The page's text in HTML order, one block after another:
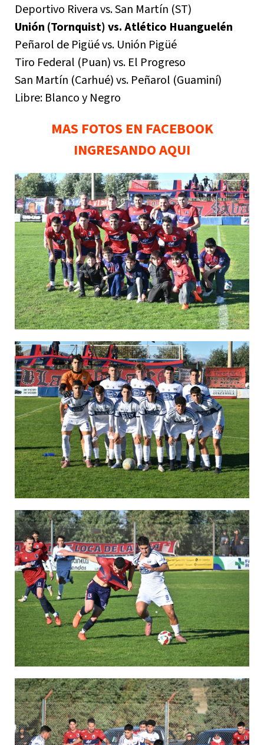
Deportivo Rivera vs. San Martín (ST)
Unión (Tornquist) vs. Atlético Huanguelén
Peñarol de Pigüé vs. Unión Pigüé
Tiro Federal (Puan) vs. El Progreso
San Martín (Carhué) vs. Peñarol (Guaminí)
Libre: Blanco y Negro
MAS FOTOS EN FACEBOOK
INGRESANDO AQUI